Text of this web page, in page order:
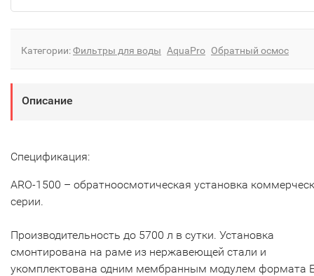
Категории:Фильтры для воды AquaPro Обратный осмос
Описание
Спецификация:
ARO-1500 – обратноосмотическая установка
серии.
Производительность до 5700 л в сутки. Установка
смонтирована на раме из нержавеющей стали и
укомплектована одним мембранным модулем формата